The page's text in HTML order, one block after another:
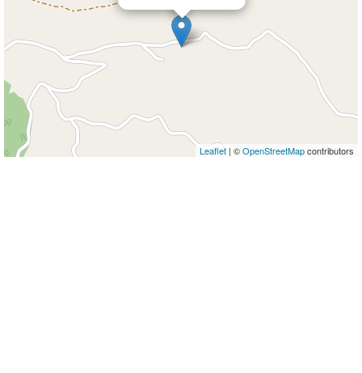
Leaflet | ©OpenStreetMapcontributors